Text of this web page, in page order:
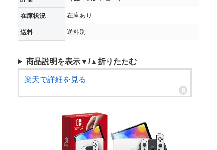
在庫状況 在庫あり
送料 送料別
商品説明を表示▼/▲折りたたむ
楽天で詳細を見る